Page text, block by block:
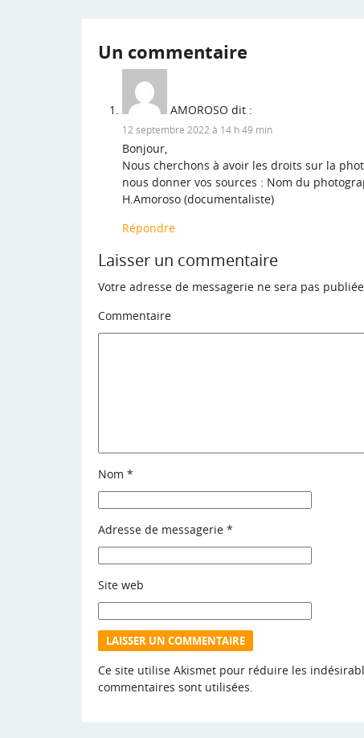
Un commentaire
AMOROSO dit :
12 septembre 2022 à 14 h 49 min
Bonjour,
Nous cherchons à avoir les droits sur la
nous donner vos sources : Nom du
H.Amoroso (documentaliste)
Répondre
Laisser un commentaire
Votre adresse de messagerie ne sera pas
Commentaire
Nom *
Adresse de messagerie *
Site web
Ce site utilise Akismet pour réduire les
commentaires sont utilisées.